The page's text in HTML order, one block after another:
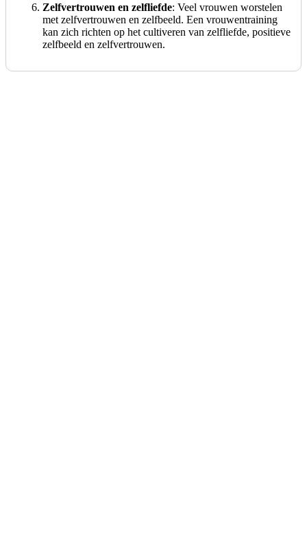
Zelfvertrouwen en zelfliefde: Veel vrouwen worstelen
met zelfvertrouwen en zelfbeeld. Een vrouwentraining
kan zich richten op het cultiveren van zelfliefde, positieve
zelfbeeld en zelfvertrouwen.